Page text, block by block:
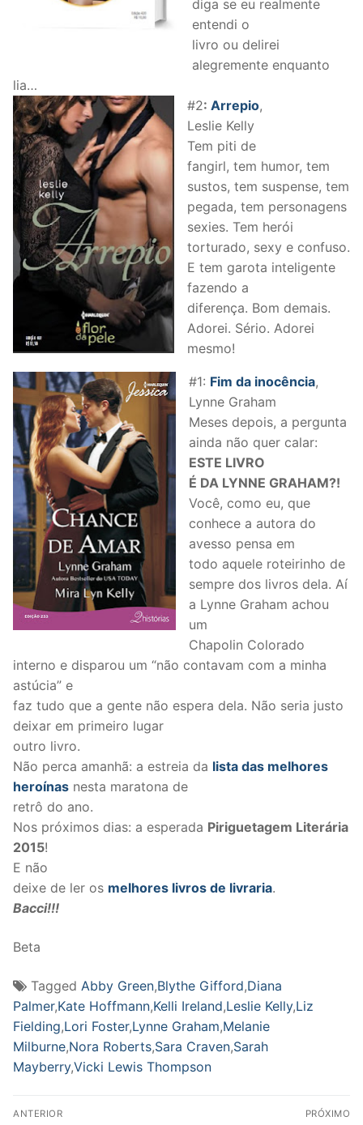
diga se eu realmente
entendi o
livro ou delirei
alegremente enquanto
lia…
#2: Arrepio,
Leslie Kelly
Tem piti de
fangirl, tem humor, tem
sustos, tem suspense, tem
pegada, tem personagens
sexies. Tem herói
torturado, sexy e confuso.
E tem garota inteligente
fazendo a
diferença. Bom demais.
Adorei. Sério. Adorei
mesmo!
#1: Fim da inocência,
Lynne Graham
Meses depois, a pergunta
ainda não quer calar:
ESTE LIVRO
É DA LYNNE GRAHAM?!
Você, como eu, que
conhece a autora do
avesso pensa em
todo aquele roteirinho de
sempre dos livros dela. Aí
a Lynne Graham achou
um
Chapolin Colorado
interno e disparou um “não contavam com a minha
astúcia” e
faz tudo que a gente não espera dela. Não seria justo
deixar em primeiro lugar
outro livro.
Não perca amanhã: a estreia da lista das melhores
heroínas nesta maratona de
retrô do ano.
Nos próximos dias: a esperada Piriguetagem Literária
2015!
E não
deixe de ler os melhores livros de livraria.
Bacci!!!
Beta
Tagged Abby Green,Blythe Gifford,Diana
Palmer,Kate Hoffmann,Kelli Ireland,Leslie Kelly,Liz
Fielding,Lori Foster,Lynne Graham,Melanie
Milburne,Nora Roberts,Sara Craven,Sarah
Mayberry,Vicki Lewis Thompson
Navegação
ANTERIOR PRÓXIMO